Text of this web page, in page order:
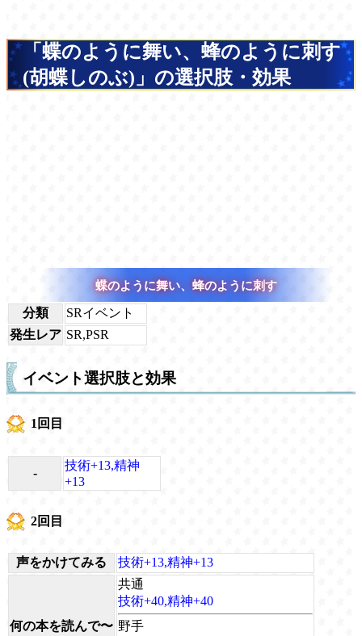
「蝶のように舞い、蜂のように刺す
(胡蝶しのぶ)」の選択肢・効果
蝶のように舞い、蜂のように刺す
分類
SRイベント
発生レア SR,PSR
イベント選択肢と効果
1回目
-
技術+13,精神
+13
2回目
声をかけてみる 技術+13,精神+13
何の本を読んで〜
共通
技術+40,精神+40
野手